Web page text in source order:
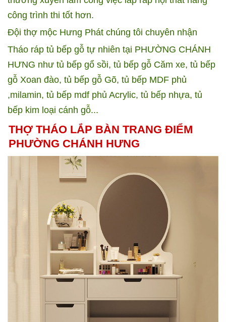
công trình thi tốt hơn.
Đội thợ mộc Hưng Phát chúng tôi chuyên nhận
Tháo ráp tủ bếp gỗ tự nhiên tại PHƯỜNG CHÁNH
HƯNG như tủ bếp gổ sồi, tủ bếp gỗ Căm xe, tủ bếp
gỗ Xoan đào, tủ bếp gỗ Gõ, tủ bếp MDF phủ
,milamin, tủ bếp mdf phủ Acrylic, tủ bếp nhựa, tủ
bếp kim loại cánh gỗ...
THỢ THÁO LẮP BÀN TRANG ĐIỂM
PHƯỜNG CHÁNH HƯNG